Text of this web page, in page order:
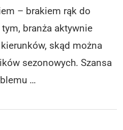
– brakiem rąk do
branża aktywnie
skąd można
sezonowych. Szansa
…